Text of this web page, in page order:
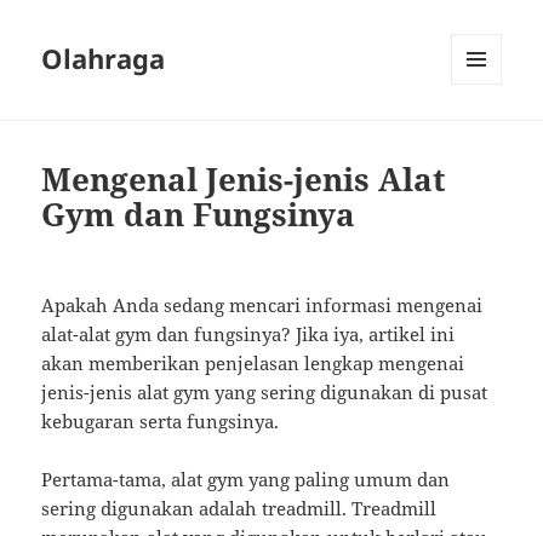
Olahraga
Mengenal Jenis-jenis Alat
Gym dan Fungsinya
Apakah Anda sedang mencari informasi mengenai
alat-alat gym dan fungsinya? Jika iya, artikel ini
akan memberikan penjelasan lengkap mengenai
jenis-jenis alat gym yang sering digunakan di pusat
kebugaran serta fungsinya.
Pertama-tama, alat gym yang paling umum dan
sering digunakan adalah treadmill. Treadmill